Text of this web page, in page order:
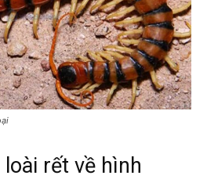
rết về hình